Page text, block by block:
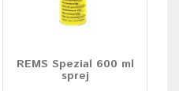
REMS Spezial 600 ml
sprej